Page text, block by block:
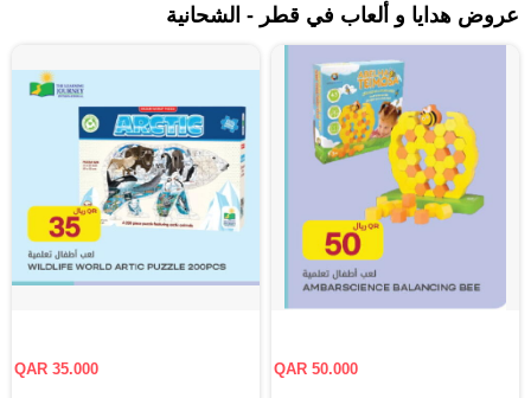
عروض هدايا و ألعاب في قطر - الشحانية
QAR 50.000
QAR 35.000